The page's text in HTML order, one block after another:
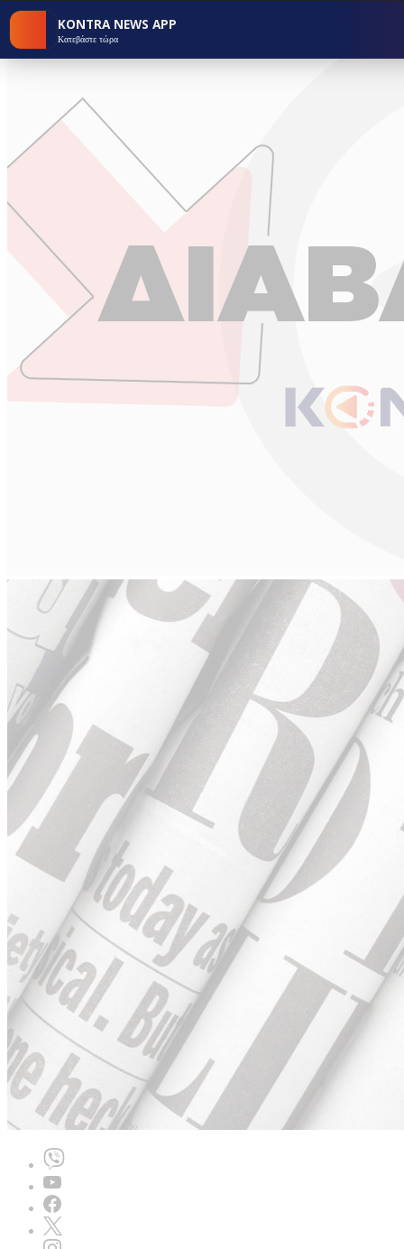
KONTRA NEWS APP
Κατεβάστε τώρα